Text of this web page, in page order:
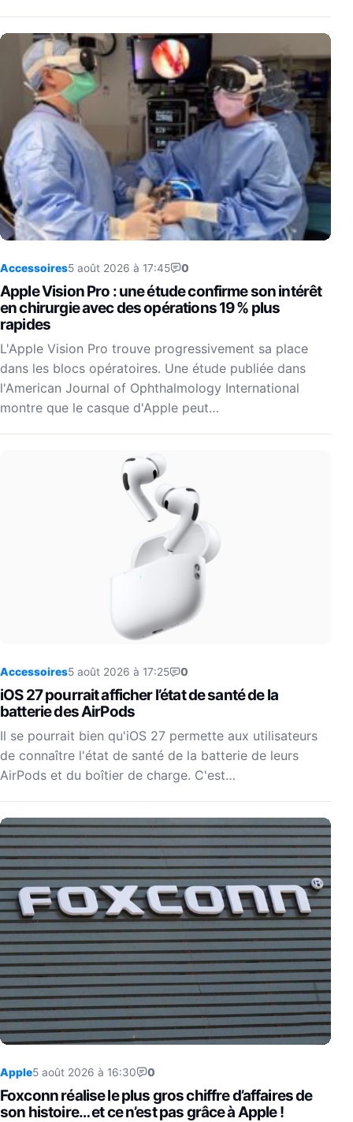
Accessoires5 août 2026 à 17:45 0
Apple Vision Pro : une étude confirme son intérêt
en chirurgie avec des opérations 19 % plus
rapides
L'Apple Vision Pro trouve progressivement sa place
dans les blocs opératoires. Une étude publiée dans
l'American Journal of Ophthalmology International
montre que le casque d'Apple peut…
Accessoires5 août 2026 à 17:25 0
iOS 27 pourrait afficher l’état de santé de la
batterie des AirPods
Il se pourrait bien qu'iOS 27 permette aux utilisateurs
de connaître l'état de santé de la batterie de leurs
AirPods et du boîtier de charge. C'est…
Apple5 août 2026 à 16:30 0
Foxconn réalise le plus gros chiffre d’affaires de
son histoire… et ce n’est pas grâce à Apple !